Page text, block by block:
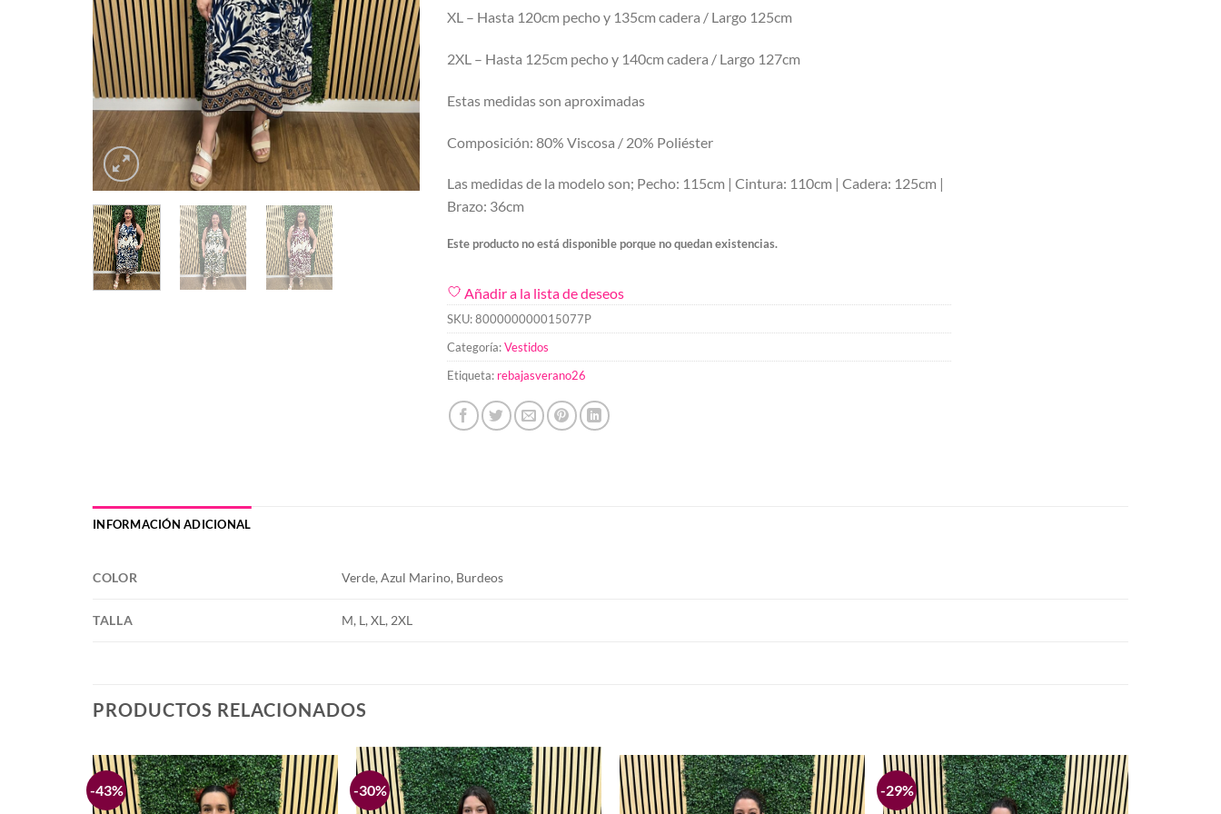
XL – Hasta 120cm pecho y 135cm cadera / Largo 125cm
2XL – Hasta 125cm pecho y 140cm cadera / Largo 127cm
Estas medidas son aproximadas
Composición: 80% Viscosa / 20% Poliéster
Las medidas de la modelo son; Pecho: 115cm | Cintura: 110cm | Cadera: 125cm |
Brazo: 36cm
Este producto no está disponible porque no quedan existencias.
Añadir a la lista de deseos
SKU:800000000015077P
Categoría:Vestidos
Etiqueta: rebajasverano26
INFORMACIÓN ADICIONAL
COLOR Verde, Azul Marino, Burdeos
TALLA M, L, XL, 2XL
PRODUCTOS RELACIONADOS
-43%
Añadir
a la
-30%
Añadir
a la
Añadir
a la
-29%
Añadir
a la